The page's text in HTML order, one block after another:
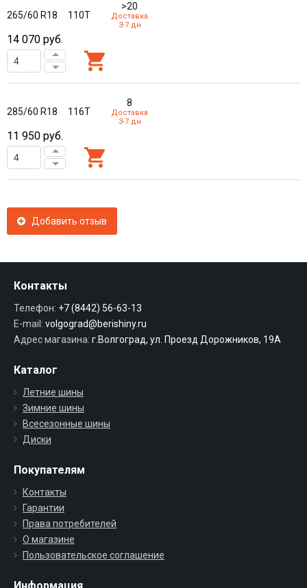
265/60 R18 110T
>20
Доставка
3-7 дн
14 070 руб.
285/60 R18 116T
8
Доставка
3-7 дн
11 950 руб.
Добавить отзыв
Контакты
Телефон: +7 (8442) 56-63-13
E-mail: volgograd@berishiny.ru
Адрес магазина: г.Волгоград, ул. Проезд Дорожников, 19А
Каталог
Летние шины
Зимние шины
Всесезонные шины
Диски
Покупателям
Контакты
Гарантии
Права потребителей
О магазине
Пользовательское соглашение